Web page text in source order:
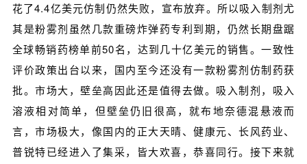
花了4.4亿美元仿制仍然失败，宣布放弃。所以吸入制剂尤
其是粉雾剂虽然几款重磅炸弹药专利到期，仍然长期盘踞
全球畅销药榜单前50名，达到几十亿美元的销售。一致性
评价政策出台以来，国内至今还没有一款粉雾剂仿制药获
批。市场大，壁垒高因此还是值得去做。吸入制剂，吸入
溶液相对简单，但壁垒仍旧很高，就布地奈德混悬液而
言，市场极大，像国内的正大天晴、健康元、长风药业、
普锐特已经进入了集采，皆大欢喜，恭喜同行。接下来就